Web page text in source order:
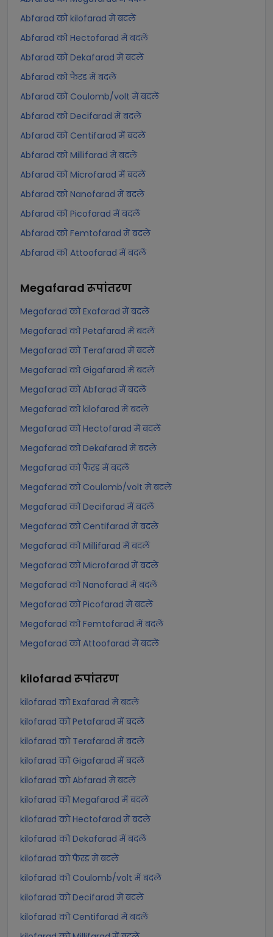
Abfarad को kilofarad में बदलें
Abfarad को Hectofarad में बदलें
Abfarad को Dekafarad में बदलें
Abfarad को फैरड में बदलें
Abfarad को Coulomb/volt में बदलें
Abfarad को Decifarad में बदलें
Abfarad को Centifarad में बदलें
Abfarad को Millifarad में बदलें
Abfarad को Microfarad में बदलें
Abfarad को Nanofarad में बदलें
Abfarad को Picofarad में बदलें
Abfarad को Femtofarad में बदलें
Abfarad को Attoofarad में बदलें
Megafarad रूपांतरण
Megafarad को Exafarad में बदलें
Megafarad को Petafarad में बदलें
Megafarad को Terafarad में बदलें
Megafarad को Gigafarad में बदलें
Megafarad को Abfarad में बदलें
Megafarad को kilofarad में बदलें
Megafarad को Hectofarad में बदलें
Megafarad को Dekafarad में बदलें
Megafarad को फैरड में बदलें
Megafarad को Coulomb/volt में बदलें
Megafarad को Decifarad में बदलें
Megafarad को Centifarad में बदलें
Megafarad को Millifarad में बदलें
Megafarad को Microfarad में बदलें
Megafarad को Nanofarad में बदलें
Megafarad को Picofarad में बदलें
Megafarad को Femtofarad में बदलें
Megafarad को Attoofarad में बदलें
kilofarad रूपांतरण
kilofarad को Exafarad में बदलें
kilofarad को Petafarad में बदलें
kilofarad को Terafarad में बदलें
kilofarad को Gigafarad में बदलें
kilofarad को Abfarad में बदलें
kilofarad को Megafarad में बदलें
kilofarad को Hectofarad में बदलें
kilofarad को Dekafarad में बदलें
kilofarad को फैरड में बदलें
kilofarad को Coulomb/volt में बदलें
kilofarad को Decifarad में बदलें
kilofarad को Centifarad में बदलें